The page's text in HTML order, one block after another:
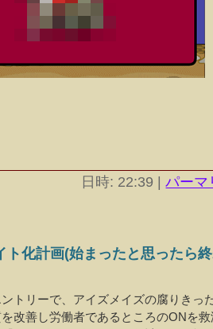
日時: 22:39 | パーマ
ト化計画(始まったと思ったら
トリーで、アイズメイズの腐りきっ
改善し労働者であるところのONを